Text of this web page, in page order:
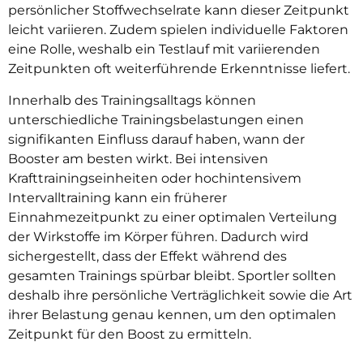
persönlicher Stoffwechselrate kann dieser Zeitpunkt
leicht variieren. Zudem spielen individuelle Faktoren
eine Rolle, weshalb ein Testlauf mit variierenden
Zeitpunkten oft weiterführende Erkenntnisse liefert.
Innerhalb des Trainingsalltags können
unterschiedliche Trainingsbelastungen einen
signifikanten Einfluss darauf haben, wann der
Booster am besten wirkt. Bei intensiven
Krafttrainingseinheiten oder hochintensivem
Intervalltraining kann ein früherer
Einnahmezeitpunkt zu einer optimalen Verteilung
der Wirkstoffe im Körper führen. Dadurch wird
sichergestellt, dass der Effekt während des
gesamten Trainings spürbar bleibt. Sportler sollten
deshalb ihre persönliche Verträglichkeit sowie die Art
ihrer Belastung genau kennen, um den optimalen
Zeitpunkt für den Boost zu ermitteln.